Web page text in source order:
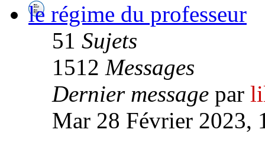
le régime du professeur
51 Sujets
1512 Messages
Dernier message par
Mar 28 Février 2023,